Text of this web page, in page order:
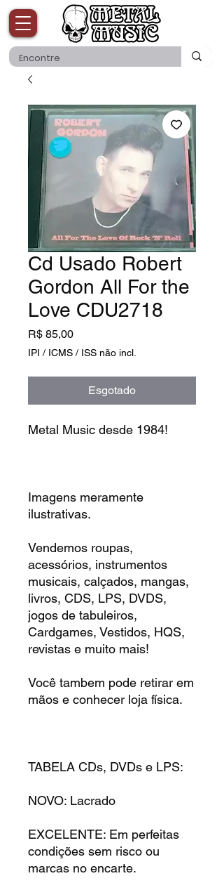
Cd Usado Robert
Gordon All For the
Love CDU2718
R$ 85,00Preço
IPI / ICMS / ISS não incl.
Esgotado
Metal Music desde 1984!
Imagens meramente
ilustrativas.
Vendemos roupas,
acessórios, instrumentos
musicais, calçados, mangas,
livros, CDS, LPS, DVDS,
jogos de tabuleiros,
Cardgames, Vestidos, HQS,
revistas e muito mais!
Você tambem pode retirar em
mãos e conhecer loja física.
TABELA CDs, DVDs e LPS:
NOVO: Lacrado
EXCELENTE: Em perfeitas
condições sem risco ou
marcas no encarte.